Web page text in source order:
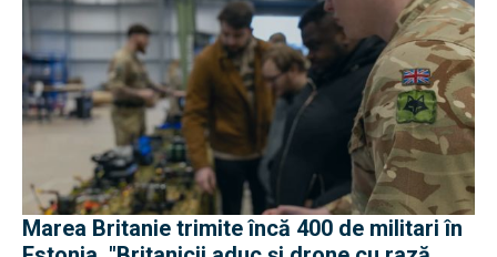
Marea Britanie trimite încă 400 de militari în